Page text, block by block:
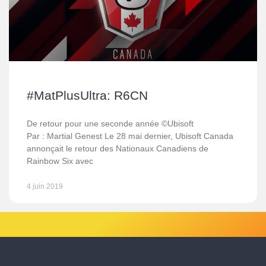
#MatPlusUltra: R6CN
De retour pour une seconde année ©Ubisoft
Par : Martial Genest Le 28 mai dernier, Ubisoft Canada
annonçait le retour des Nationaux Canadiens de
Rainbow Six avec
4 juin 2019